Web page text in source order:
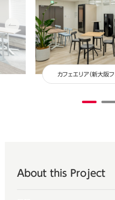
カフェエリア（新大阪フ
About this Project